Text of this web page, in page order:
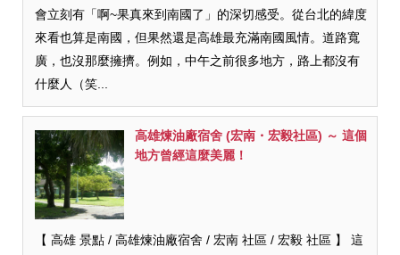
會立刻有「啊~果真來到南國了」的深切感受。從台北的緯度
來看也算是南國，但果然還是高雄最充滿南國風情。道路寬
廣，也沒那麼擁擠。例如，中午之前很多地方，路上都沒有
什麼人（笑...
高雄煉油廠宿舍 (宏南・宏毅社區) ～ 這個
地方曾經這麼美麗！
【 高雄 景點 / 高雄煉油廠宿舍 / 宏南 社區 / 宏毅 社區 】 這